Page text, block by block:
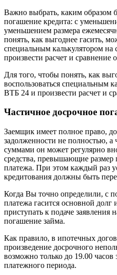
Важно выбрать, каким образом
погашение кредита: с
уменьшением размера
понять, как выгоднее гасить,
специальным калькулятором на
произвести расчет и сравнение
Для того, чтобы понять, как
воспользоваться специальным
ВТБ 24 и произвести расчет и
Частичное досрочное
Заемщик имеет полное право,
задолженности не полностью,
суммами он может регулярно
средства, превышающие размер
платежа. При этом каждый раз
кредитования должны быть
Когда Вы точно определили, с
платежа гасится основной
приступать к подаче заявления
погашение займа.
Как правило, в ипотечных
произведение досрочного
возможно только до 19.00 часов
платежного периода.